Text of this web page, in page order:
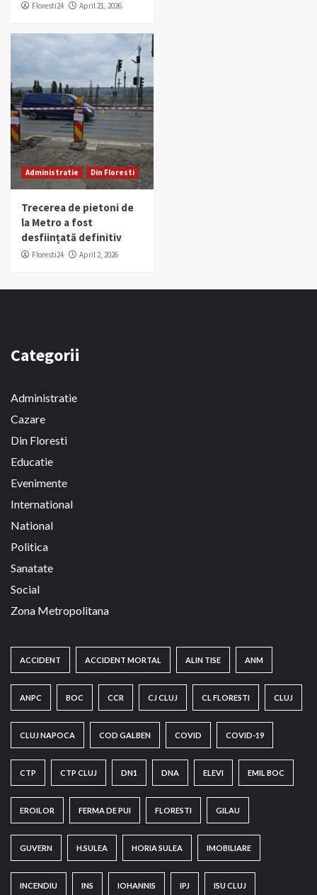
Floresti24 April 21, 2026
Administratie Din Floresti
Trecerea de pietoni de
la Metro a fost
desființată definitiv
Floresti24 April 2, 2026
Categorii
Administratie
Cazare
Din Floresti
Educatie
Evenimente
International
National
Politica
Sanatate
Social
Zona Metropolitana
ACCIDENT ACCIDENT MORTAL ALIN TISE ANM
ANPC BOC CCR CJ CLUJ CL FLORESTI CLUJ
CLUJ NAPOCA COD GALBEN COVID COVID-19
CTP CTP CLUJ DN1 DNA ELEVI EMIL BOC
EROILOR FERMA DE PUI FLORESTI GILAU
GUVERN H.SULEA HORIA SULEA IMOBILIARE
INCENDIU INS IOHANNIS IPJ ISU CLUJ